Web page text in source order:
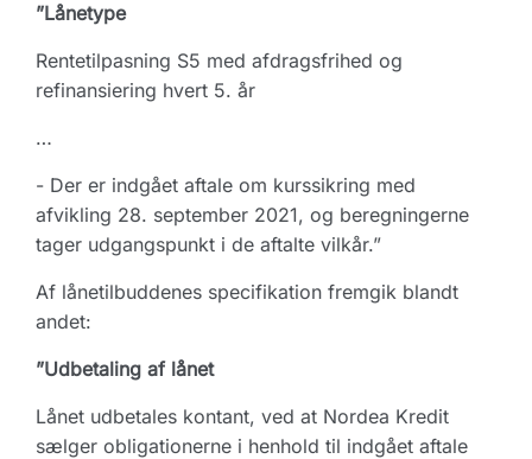
”Lånetype
Rentetilpasning S5 med afdragsfrihed og
refinansiering hvert 5. år
…
- Der er indgået aftale om kurssikring med
afvikling 28. september 2021, og beregningerne
tager udgangspunkt i de aftalte vilkår.”
Af lånetilbuddenes specifikation fremgik blandt
andet:
”Udbetaling af lånet
Lånet udbetales kontant, ved at Nordea Kredit
sælger obligationerne i henhold til indgået aftale